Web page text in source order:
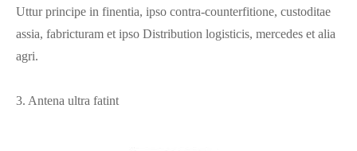
Uttur principe in finentia, ipso contra-counterfitione, custoditae
assia, fabricturam et ipso Distribution logisticis, mercedes et alia
agri.
3. Antena ultra fatint